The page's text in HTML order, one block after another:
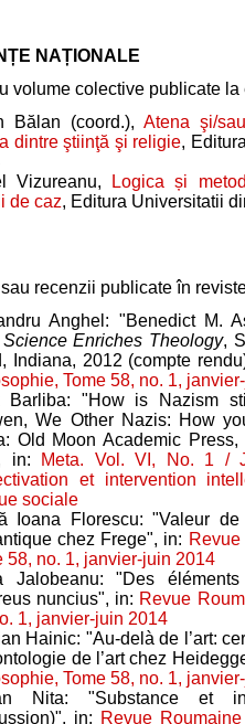
NAȚIONALE
volume colective publicate la
Bălan (coord.), Atena şi/
dintre ştiinţă şi religie,
Vizureanu,
Logica și
de caz, Editura Universitatii
recenzii publicate în
Anghel: "Benedict M.
Enriches Theology,
Indiana, 2012 (compte
Tome 58, no. 1,
Barliba: "How is Nazism
We Other Nazis: How
Old Moon Academic
in:
Meta. Vol. VI, No. 1 /
et intervention
sociale
Ioana Florescu: "Valeur
chez Frege", in:
58, no. 1, janvier-juin 2014
Jalobeanu: "Des
nuncius", in: Revue
1, janvier-juin 2014
Hainic: "Au-delà de l’art:
de l’art chez
Tome 58, no. 1,
Nita: "Substance et
in: Revue